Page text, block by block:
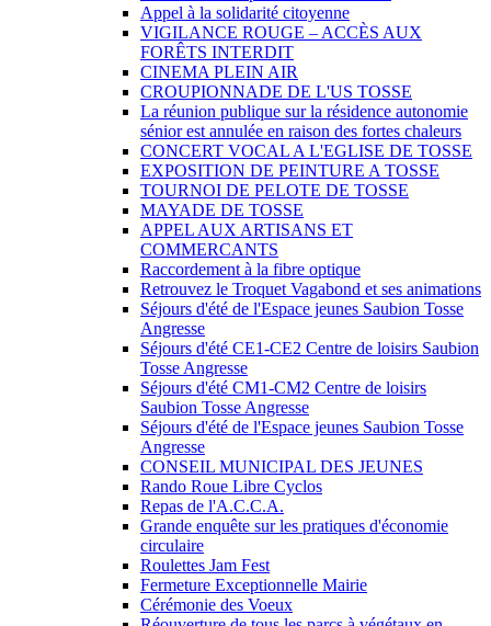
Appel à la solidarité citoyenne
VIGILANCE ROUGE – ACCÈS AUX
FORÊTS INTERDIT
CINEMA PLEIN AIR
CROUPIONNADE DE L'US TOSSE
La réunion publique sur la résidence autonomie
sénior est annulée en raison des fortes chaleurs
CONCERT VOCAL A L'EGLISE DE TOSSE
EXPOSITION DE PEINTURE A TOSSE
TOURNOI DE PELOTE DE TOSSE
MAYADE DE TOSSE
APPEL AUX ARTISANS ET
COMMERCANTS
Raccordement à la fibre optique
Retrouvez le Troquet Vagabond et ses animations
Séjours d'été de l'Espace jeunes Saubion Tosse
Angresse
Séjours d'été CE1-CE2 Centre de loisirs Saubion
Tosse Angresse
Séjours d'été CM1-CM2 Centre de loisirs
Saubion Tosse Angresse
Séjours d'été de l'Espace jeunes Saubion Tosse
Angresse
CONSEIL MUNICIPAL DES JEUNES
Rando Roue Libre Cyclos
Repas de l'A.C.C.A.
Grande enquête sur les pratiques d'économie
circulaire
Roulettes Jam Fest
Fermeture Exceptionnelle Mairie
Cérémonie des Voeux